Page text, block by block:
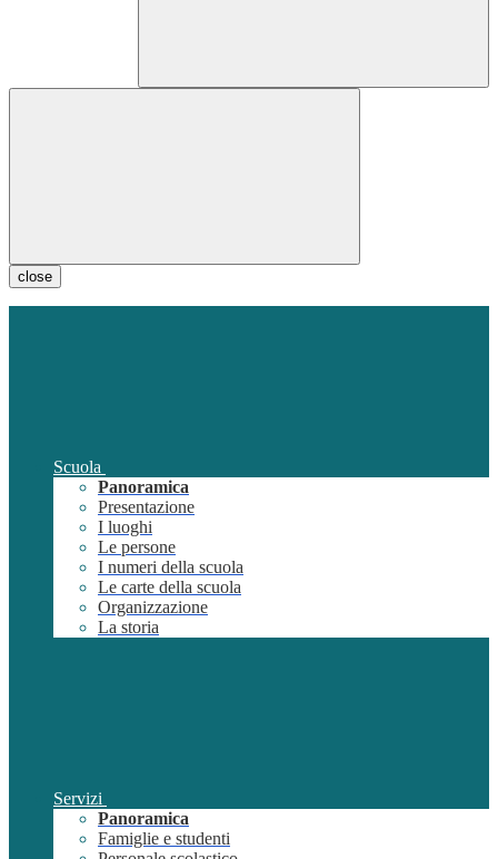
close
Scuola
Panoramica
Presentazione
I luoghi
Le persone
I numeri della scuola
Le carte della scuola
Organizzazione
La storia
Servizi
Panoramica
Famiglie e studenti